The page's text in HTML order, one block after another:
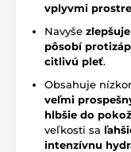
vplyvmi
Navyše
pôsobí
citlivú pleť.
Obsahuje
veľmi
hlbšie do
veľkosti sa
intenzívnu